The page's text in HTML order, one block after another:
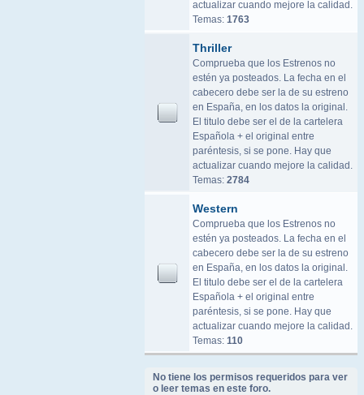
actualizar cuando mejore la calidad.
Temas: 1763
Thriller
Comprueba que los Estrenos no
estén ya posteados. La fecha en el
cabecero debe ser la de su estreno
en España, en los datos la original.
El titulo debe ser el de la cartelera
Española + el original entre
paréntesis, si se pone. Hay que
actualizar cuando mejore la calidad.
Temas: 2784
Western
Comprueba que los Estrenos no
estén ya posteados. La fecha en el
cabecero debe ser la de su estreno
en España, en los datos la original.
El titulo debe ser el de la cartelera
Española + el original entre
paréntesis, si se pone. Hay que
actualizar cuando mejore la calidad.
Temas: 110
No tiene los permisos requeridos para ver
o leer temas en este foro.